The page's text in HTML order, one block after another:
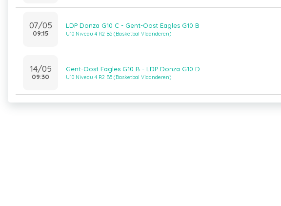
07/05
09:15
LDP Donza G10 C - Gent-Oost Eagles G10 B
U10 Niveau 4 R2 B5 (Basketbal Vlaanderen)
14/05
09:30
Gent-Oost Eagles G10 B - LDP Donza G10 D
U10 Niveau 4 R2 B5 (Basketbal Vlaanderen)